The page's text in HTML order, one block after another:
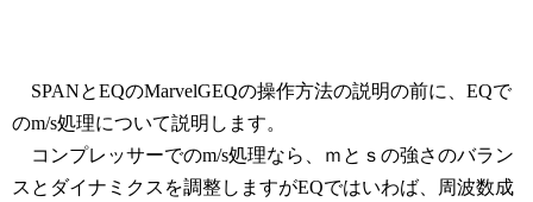
SPANとEQのMarvelGEQの操作方法の説明の前に、EQで
のm/s処理について説明します。
コンプレッサーでのm/s処理なら、ｍとｓの強さのバラン
スとダイナミクスを調整しますがEQではいわば、周波数成